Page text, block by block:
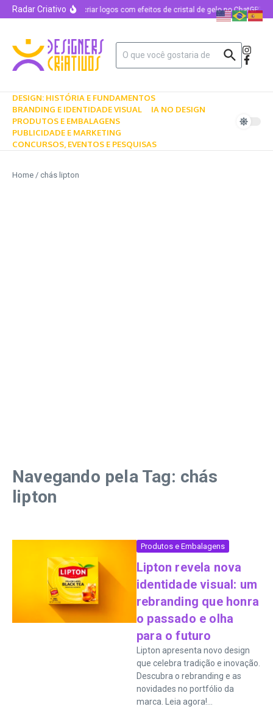
Radar CriativoComo criar logos com efeitos de cristal de gelo no ChatGPT
DESIGN: HISTÓRIA E FUNDAMENTOS
BRANDING E IDENTIDADE VISUAL
IA NO DESIGN
PRODUTOS E EMBALAGENS
PUBLICIDADE E MARKETING
CONCURSOS, EVENTOS E PESQUISAS
Home / chás lipton
Navegando pela Tag: chás
lipton
Produtos e Embalagens
Lipton revela nova
identidade visual: um
rebranding que honra
o passado e olha
para o futuro
Lipton apresenta novo design
que celebra tradição e inovação.
Descubra o rebranding e as
novidades no portfólio da
marca. Leia agora!...